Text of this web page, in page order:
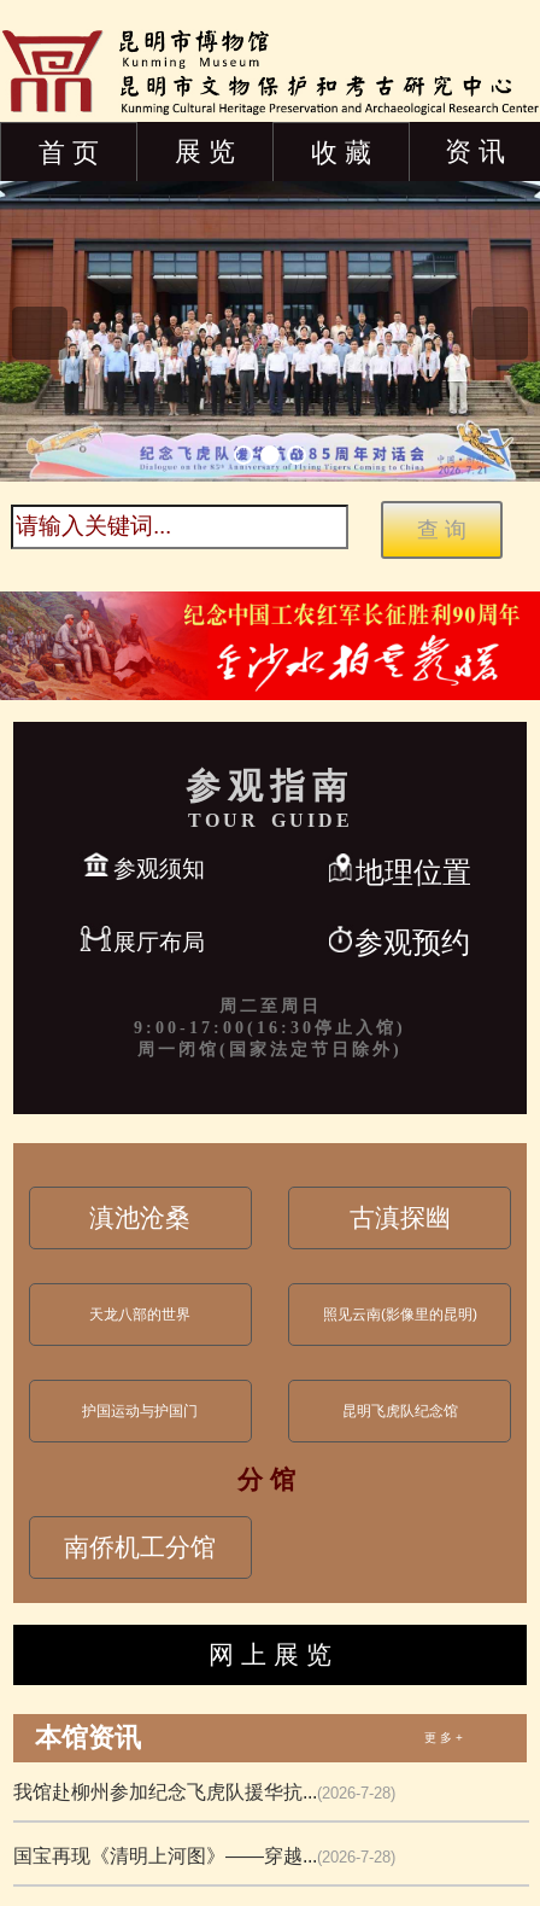
首 页 展 览 收 藏 资 讯
参观指南
TOUR GUIDE
参观须知 地理位置
展厅布局 参观预约
周二至周日
9:00-17:00(16:30停止入馆)
周一闭馆(国家法定节日除外)
滇池沧桑 古滇探幽
天龙八部的世界 照见云南(影像里的昆明)
护国运动与护国门 昆明飞虎队纪念馆
分 馆
南侨机工分馆
网 上 展 览
本馆资讯 更 多 +
我馆赴柳州参加纪念飞虎队援华抗...(2026-7-28)
国宝再现《清明上河图》——穿越...(2026-7-28)